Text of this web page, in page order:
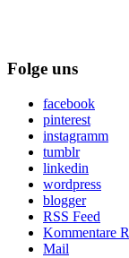
Folge uns
facebook
pinterest
instagramm
tumblr
linkedin
wordpress
blogger
RSS Feed
Kommentare
Mail